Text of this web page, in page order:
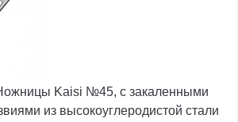
Kaisi №45, с закаленными
из высокоуглеродистой стали